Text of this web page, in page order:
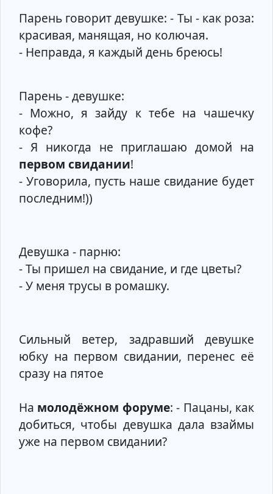
Парень говорит девушке: - Ты - как роза:
красивая, манящая, но колючая.
- Неправда, я каждый день бреюсь!
Парень - девушке:
- Можно, я зайду к тебе на чашечку
кофе?
- Я никогда не приглашаю домой на
первом свидании!
- Уговорила, пусть наше свидание будет
последним!))
Девушка - парню:
- Ты пришел на свидание, и где цветы?
- У меня трусы в ромашку.
Сильный ветер, задравший девушке
юбку на первом свидании, перенес её
сразу на пятое
На молодёжном форуме: - Пацаны, как
добиться, чтобы девушка дала взаймы
уже на первом свидании?